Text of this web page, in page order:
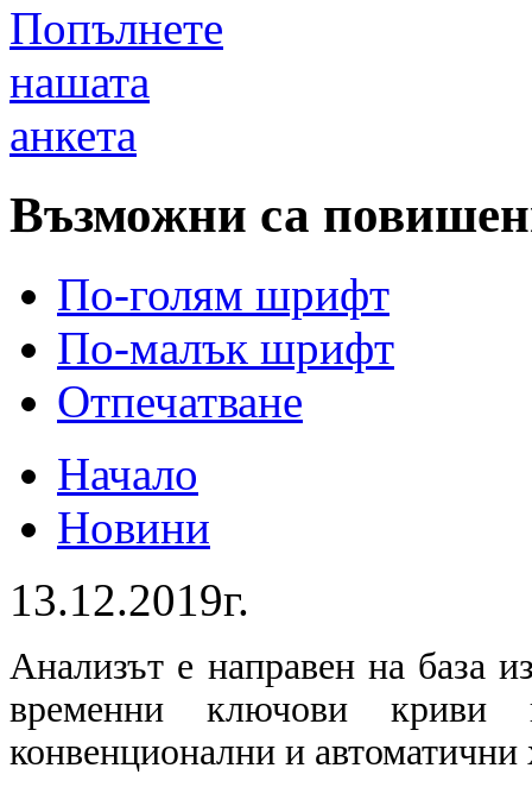
Попълнете
нашата
анкета
Възможни са
По-голям шрифт
По-малък шрифт
Отпечатване
Начало
Новини
13.12.2019г.
Анализът е направен на база
временни ключови криви
конвенционални и